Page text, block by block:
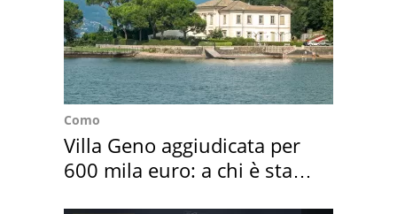
Como
Villa Geno aggiudicata per
600 mila euro: a chi è stata